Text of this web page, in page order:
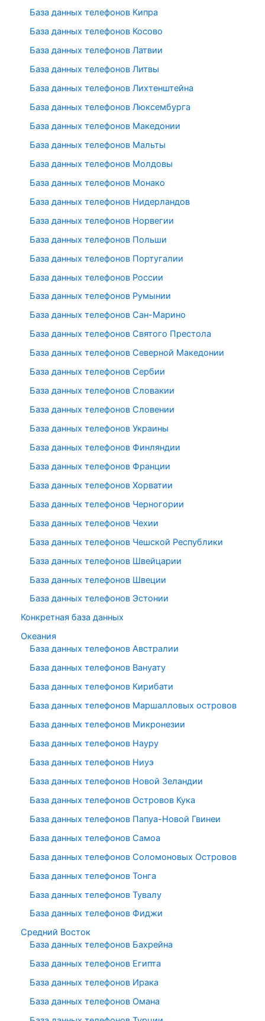
База данных телефонов Кипра
База данных телефонов Косово
База данных телефонов Латвии
База данных телефонов Литвы
База данных телефонов Лихтенштейна
База данных телефонов Люксембурга
База данных телефонов Македонии
База данных телефонов Мальты
База данных телефонов Молдовы
База данных телефонов Монако
База данных телефонов Нидерландов
База данных телефонов Норвегии
База данных телефонов Польши
База данных телефонов Португалии
База данных телефонов России
База данных телефонов Румынии
База данных телефонов Сан-Марино
База данных телефонов Святого Престола
База данных телефонов Северной Македонии
База данных телефонов Сербии
База данных телефонов Словакии
База данных телефонов Словении
База данных телефонов Украины
База данных телефонов Финляндии
База данных телефонов Франции
База данных телефонов Хорватии
База данных телефонов Черногории
База данных телефонов Чехии
База данных телефонов Чешской Республики
База данных телефонов Швейцарии
База данных телефонов Швеции
База данных телефонов Эстонии
Конкретная база данных
Океания
База данных телефонов Австралии
База данных телефонов Вануату
База данных телефонов Кирибати
База данных телефонов Маршалловых островов
База данных телефонов Микронезии
База данных телефонов Науру
База данных телефонов Ниуэ
База данных телефонов Новой Зеландии
База данных телефонов Островов Кука
База данных телефонов Папуа-Новой Гвинеи
База данных телефонов Самоа
База данных телефонов Соломоновых Островов
База данных телефонов Тонга
База данных телефонов Тувалу
База данных телефонов Фиджи
Средний Восток
База данных телефонов Бахрейна
База данных телефонов Египта
База данных телефонов Ирака
База данных телефонов Омана